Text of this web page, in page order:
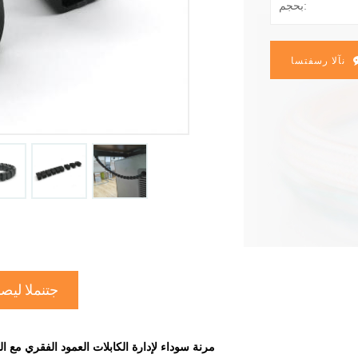
بحجم:
نآلا رسفتسا
جتنملا
مرنة سوداء لإدارة الكابلات العمود الفقري مع